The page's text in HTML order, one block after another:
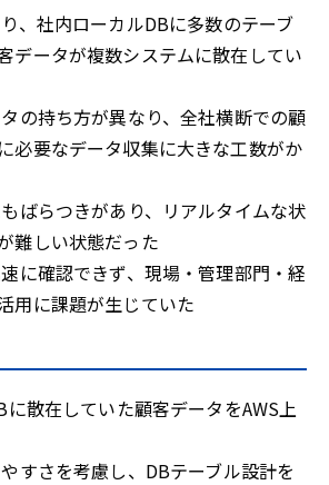
、社内ローカルDBに多数のテーブ
データが複数システムに散在してい
の持ち方が異なり、全社横断での顧
必要なデータ収集に大きな工数がか
ばらつきがあり、リアルタイムな状
難しい状態だった
に確認できず、現場・管理部門・経
用に課題が生じていた
に散在していた顧客データをAWS上
すさを考慮し、DBテーブル設計を